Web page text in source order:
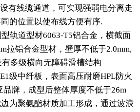
有线缆通道，可实现强弱电分离走
的位置以使布线方便有序.
轨道型材6063-T5铝合金，横截面
拉铝合金型材，壁厚不低于2.0mm,
有多级横向无障碍滑槽结构
级中纤板，表面高压耐磨HPL防火
品牌，成型后整体厚度不低于26m
为聚氨酯材质加工形成，通过波浪